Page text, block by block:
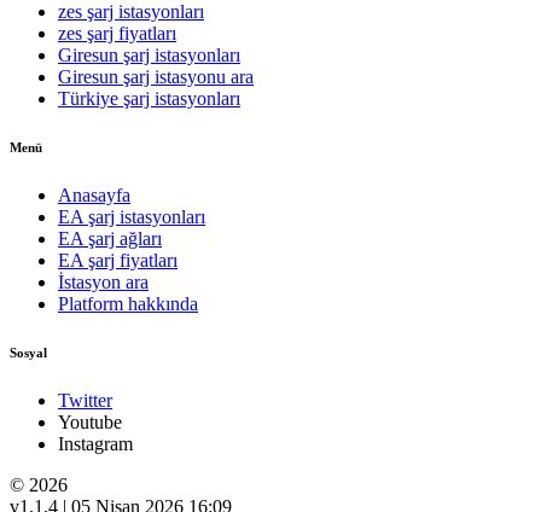
zes şarj istasyonları
zes şarj fiyatları
Giresun şarj istasyonları
Giresun şarj istasyonu ara
Türkiye şarj istasyonları
Menü
Anasayfa
EA şarj istasyonları
EA şarj ağları
EA şarj fiyatları
İstasyon ara
Platform hakkında
Sosyal
Twitter
Youtube
Instagram
© 2026
v1.1.4 | 05 Nisan 2026 16:09